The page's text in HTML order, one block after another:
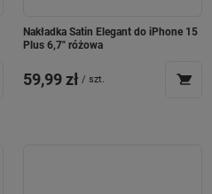
Nakładka Satin Elegant do iPhone 15
Plus 6,7" różowa
59,99 zł / szt.